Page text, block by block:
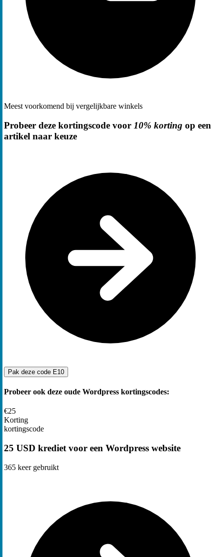
Meest voorkomend bij vergelijkbare winkels
Probeer deze kortingscode voor 10% korting op een
artikel naar keuze
Pak deze code E10
Probeer ook deze oude Wordpress kortingscodes:
€25
Korting
kortingscode
25 USD krediet voor een Wordpress website
365 keer gebruikt